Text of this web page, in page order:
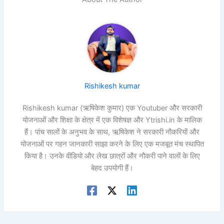
Rishikesh kumar
Rishikesh kumar (ऋषिकेश कुमार) एक Youtuber और सरकारी
योजनाओं और शिक्षा के क्षेत्र में एक विशेषज्ञ और Ytrishi.in के मालिक
हैं। पांच सालों के अनुभव के साथ, ऋषिकेश ने सरकारी नौकरियों और
योजनाओं पर गहन जानकारी साझा करने के लिए एक मजबूत मंच स्थापित
किया है। उनके वीडियो और लेख छात्रों और नौकरी पाने वालों के लिए
बेहद उपयोगी हैं।